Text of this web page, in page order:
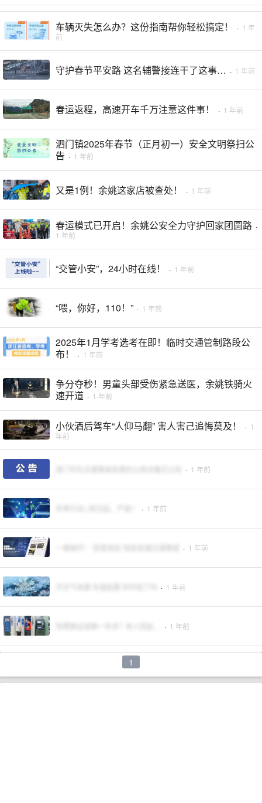
车辆灭失怎么办？这份指南帮你轻松搞定！ · 1 年
前
守护春节平安路 这名辅警接连干了这事… · 1 年前
春运返程，高速开车千万注意这件事！ · 1 年前
泗门镇2025年春节（正月初一）安全文明祭扫公
告 · 1 年前
又是1例！余姚这家店被查处！ · 1 年前
春运模式已开启！余姚公安全力守护回家团圆路 ·
1 年前
“交管小安”，24小时在线！ · 1 年前
“喂，你好，110！” · 1 年前
2025年1月学考选考在即！临时交通管制路段公
布！
· 1 年前
争分夺秒！男童头部受伤紧急送医，余姚铁骑火
速开道 · 1 年前
小伙酒后驾车“人仰马翻” 害人害己追悔莫及！ · 1
年前
· 1 年前
· 1 年前
· 1 年前
· 1 年前
· 1 年前
1